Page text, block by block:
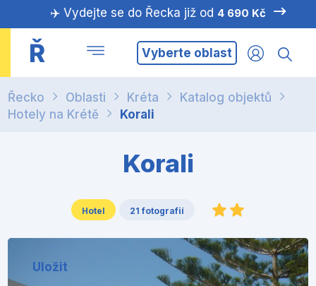
✈️ Vydejte se do Řecka již od 4 690 Kč
Ř Vyberte oblast
Řecko Oblasti Kréta
Katalog objektů
Hotely na Krétě
Korali
Korali
Hotel 21 fotografií
Uložit